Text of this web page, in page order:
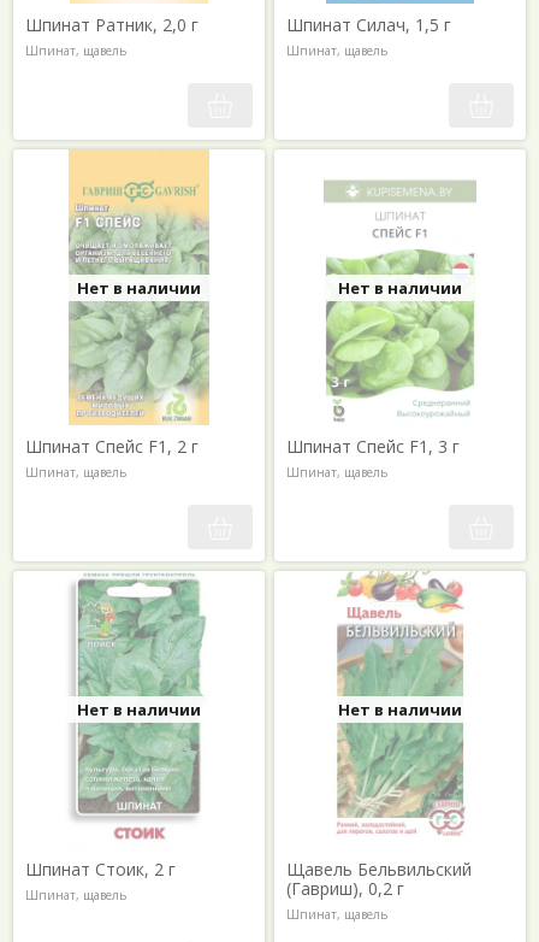
Шпинат Ратник, 2,0 г
Шпинат, щавель
Шпинат Силач, 1,5 г
Шпинат, щавель
Нет в наличии
Шпинат Спейс F1, 2 г
Шпинат, щавель
Нет в наличии
Шпинат Спейс F1, 3 г
Шпинат, щавель
Нет в наличии
Шпинат Стоик, 2 г
Шпинат, щавель
Нет в наличии
Щавель Бельвильский
(Гавриш), 0,2 г
Шпинат, щавель